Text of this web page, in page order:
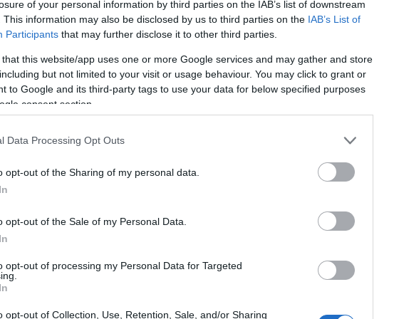
of your personal information by third parties on the IAB’s list of downstream
This information may also be disclosed by us to third parties on the IAB’s List of
Participants that may further disclose it to other third parties.
that this website/app uses one or more Google services and may gather and store
but not limited to your visit or usage behaviour. You may click to grant or
to Google and its third-party tags to use your data for below specified purposes
consent section.
Data Processing Opt Outs
opt-out of the Sharing of my personal data.
opt-out of the Sale of my Personal Data.
opt-out of processing my Personal Data for Targeted
opt-out of Collection, Use, Retention, Sale, and/or Sharing
punto ho capito che non volevo più fare il
mi sembra l'opzione più probabile", ha detto
mia sono stato soltanto a due matrimoni:
cinema invece ci sono stato quattro volte e
tornerò a fare l'allenatore", ha ribadito
se a 65 mi venisse voglia di riprendere
mai più allenato'. Al momento però la
ci siamo goduti la vita, ho trascorso del
sapendo che un giorno sarei tornato al
più fare l'allenatore", ha sveltato l'ex tecnico
ci siano state carriere molto più fortunate e
perso più finali di Champions League di
delle persone". —